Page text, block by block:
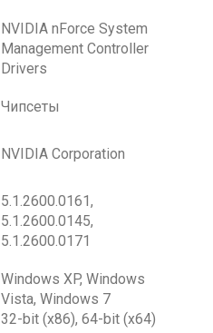
NVIDIA nForce System
Management Controller
Drivers
Чипсеты
NVIDIA Corporation
5.1.2600.0161,
5.1.2600.0145,
5.1.2600.0171
Windows XP, Windows
Vista, Windows 7
32-bit (x86), 64-bit (x64)